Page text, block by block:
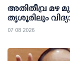
അതിതീവ്ര മഴ
തൃശൂരിലും
07 08 2026